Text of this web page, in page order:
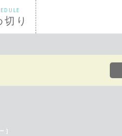
フルカラー中トジセ
早割・特急印刷につい
切り